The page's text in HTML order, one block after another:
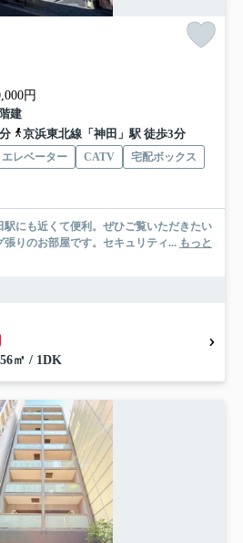
円
建
京浜東北線「神田」駅 徒歩3分
エレベーター CATV
宅配ボックス
駅にも近くて便利。ぜひご覧いただきたい
りのお部屋です。セキュリティ... もっと
㎡ / 1DK